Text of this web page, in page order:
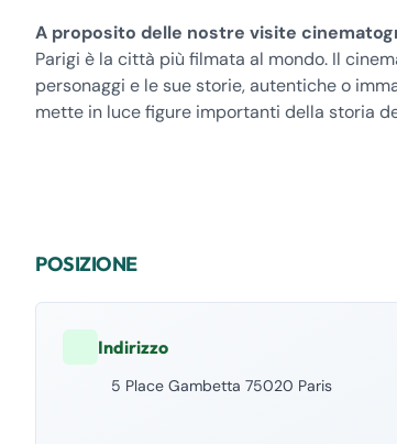
A proposito delle nostre visite
Parigi è la città più filmata al mondo. Il
personaggi e le sue storie, autentiche o
mette in luce figure importanti della storia
POSIZIONE
Indirizzo
5 Place Gambetta 75020 Paris